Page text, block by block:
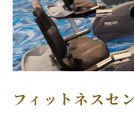
フィットネスセ